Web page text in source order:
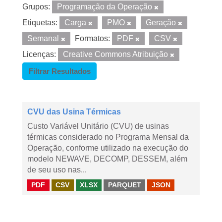
Grupos:
Programação da Operação
Etiquetas:
Carga PMO
Geração
Semanal
Formatos: PDF
CSV
Licenças:
Creative Commons Atribuição
Filtrar Resultados
CVU das Usina Térmicas
Custo Variável Unitário (CVU) de usinas
térmicas considerado no Programa Mensal da
Operação, conforme utilizado na execução do
modelo NEWAVE, DECOMP, DESSEM, além
de seu uso nas...
PDF CSV XLSX PARQUET JSON